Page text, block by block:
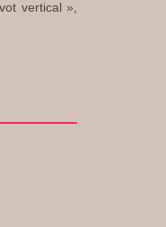
vertical »,